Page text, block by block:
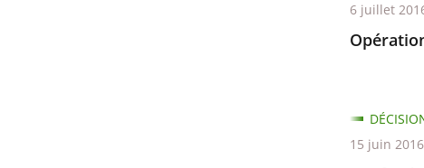
6 juillet
15 juin 2016